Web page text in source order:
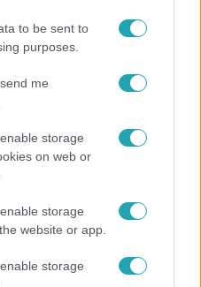
to be sent to
purposes.
me
storage
on web or
storage
website or app.
storage
lovon" - Széphalmi
Sánta Lacihoz